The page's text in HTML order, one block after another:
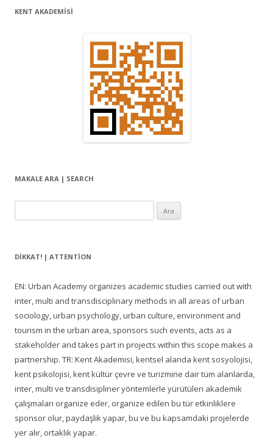
KENT AKADEMİSİ
MAKALE ARA | SEARCH
DIKKAT! | ATTENTION
EN: Urban Academy organizes academic studies carried out with
inter, multi and transdisciplinary methods in all areas of urban
sociology, urban psychology, urban culture, environment and
tourism in the urban area, sponsors such events, acts as a
stakeholder and takes part in projects within this scope makes a
partnership. TR: Kent Akademisi, kentsel alanda kent sosyolojisi,
kent psikolojisi, kent kültür çevre ve turizmine dair tüm alanlarda,
inter, multi ve transdisipliner yöntemlerle yürütülen akademik
çalışmaları organize eder, organize edilen bu tür etkinliklere
sponsor olur, paydaşlık yapar, bu ve bu kapsamdaki projelerde
yer alır, ortaklık yapar.